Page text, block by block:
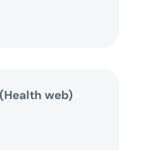
web)